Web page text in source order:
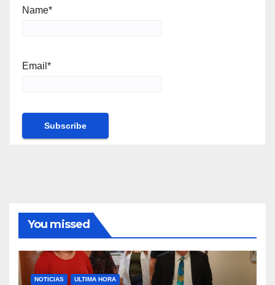
Name*
Email*
You missed
NOTICIAS ULTIMA HORA